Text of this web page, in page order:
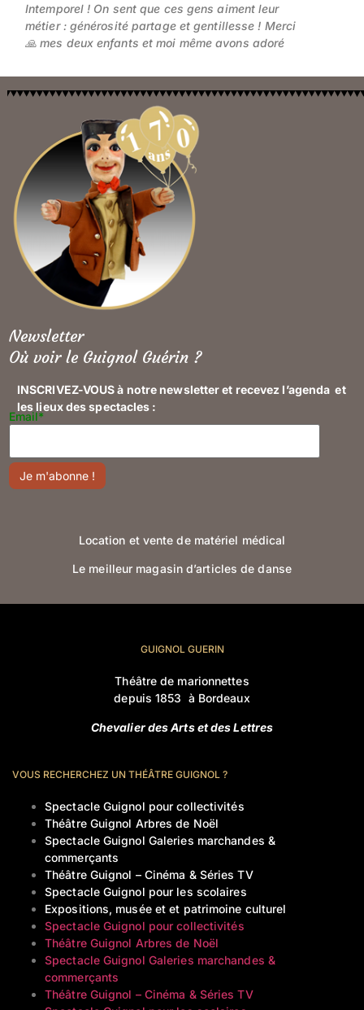
Intemporel ! On sent que ces gens aiment leur
métier : générosité partage et gentillesse ! Merci
🙏 mes deux enfants et moi même avons adoré
Newsletter
Où voir le Guignol Guérin ?
INSCRIVEZ-VOUS à notre newsletter et recevez l’agenda et
les lieux des spectacles :
Email*
Location et vente de matériel médical
Le meilleur magasin d’articles de danse
GUIGNOL GUERIN
Théâtre de marionnettes
depuis 1853 à Bordeaux
Chevalier des Arts et des Lettres
VOUS RECHERCHEZ UN THÉÂTRE GUIGNOL ?
Spectacle Guignol pour collectivités
Théâtre Guignol Arbres de Noël
Spectacle Guignol Galeries marchandes &
commerçants
Théâtre Guignol – Cinéma & Séries TV
Spectacle Guignol pour les scolaires
Expositions, musée et et patrimoine culturel
Spectacle Guignol pour collectivités
Théâtre Guignol Arbres de Noël
Spectacle Guignol Galeries marchandes &
commerçants
Théâtre Guignol – Cinéma & Séries TV